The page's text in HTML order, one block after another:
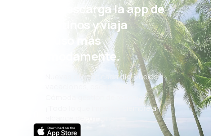
¡Eh! Descarga la app de
eDestinos y viaja
incluso más
cómodamente.
Nuevas ofertas cada día: vuelos,
vacaciones, escapadas
Cómoda gestión de reservas
¡Todo lo que importa, siempre al